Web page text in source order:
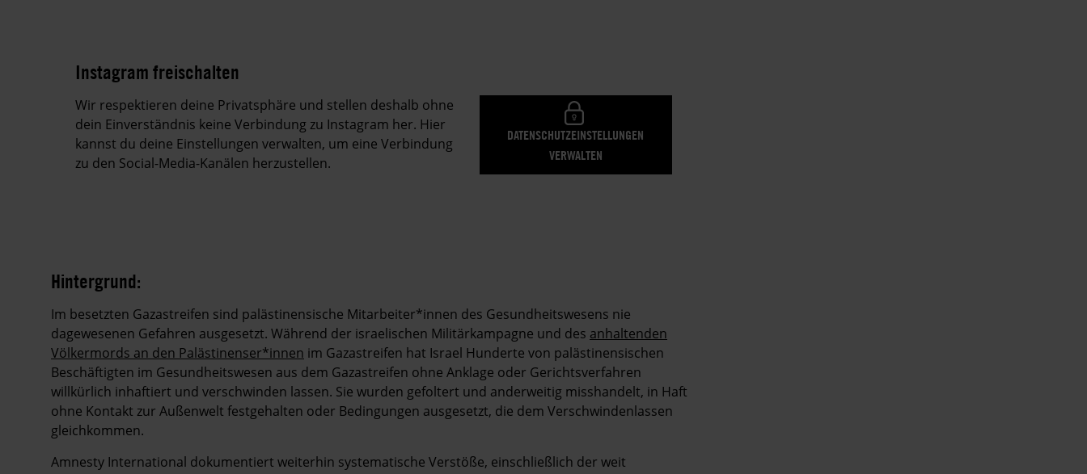
Instagram freischalten
Wir respektieren deine Privatsphäre und stellen deshalb ohne
dein Einverständnis keine Verbindung zu Instagram her. Hier
kannst du deine Einstellungen verwalten, um eine Verbindung
zu den Social-Media-Kanälen herzustellen.
DATENSCHUTZEINSTELLUNGEN
VERWALTEN
Hintergrund:
Im besetzten Gazastreifen sind palästinensische Mitarbeiter*innen des Gesundheitswesens nie
dagewesenen Gefahren ausgesetzt. Während der israelischen Militärkampagne und des anhaltenden
Völkermords an den Palästinenser*innen im Gazastreifen hat Israel Hunderte von palästinensischen
Beschäftigten im Gesundheitswesen aus dem Gazastreifen ohne Anklage oder Gerichtsverfahren
willkürlich inhaftiert und verschwinden lassen. Sie wurden gefoltert und anderweitig misshandelt, in Haft
ohne Kontakt zur Außenwelt festgehalten oder Bedingungen ausgesetzt, die dem Verschwindenlassen
gleichkommen.
Amnesty International dokumentiert weiterhin systematische Verstöße, einschließlich der weit